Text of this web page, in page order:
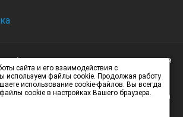
Обращаем Ваше внимание на то, что данный
исключительно информационный характер и
не является публичной офертой,
статьи 437 (2) Гражданского кодекса
сайта и его взаимодействия с
используем файлы cookie. Продолжая работу
использование cookie-файлов. Вы всегда
cookie в настройках Вашего браузера.